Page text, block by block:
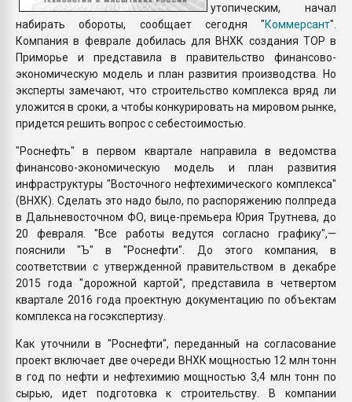
утопическим, начал
набирать обороты, сообщает сегодня "Коммерсант".
Компания в феврале добилась для ВНХК создания ТОР в
Приморье и представила в правительство финансово-
экономическую модель и план развития производства. Но
эксперты замечают, что строительство комплекса вряд ли
уложится в сроки, а чтобы конкурировать на мировом рынке,
придется решить вопрос с себестоимостью.
"Роснефть" в первом квартале направила в ведомства
финансово-экономическую модель и план развития
инфраструктуры "Восточного нефтехимического комплекса"
(ВНХК). Сделать это надо было, по распоряжению полпреда
в Дальневосточном ФО, вице-премьера Юрия Трутнева, до
20 февраля. "Все работы ведутся согласно графику",—
пояснили "Ъ" в "Роснефти". До этого компания, в
соответствии с утвержденной правительством в декабре
2015 года "дорожной картой", представила в четвертом
квартале 2016 года проектную документацию по объектам
комплекса на госэкспертизу.
Как уточнили в "Роснефти", переданный на согласование
проект включает две очереди ВНХК мощностью 12 млн тонн
в год по нефти и нефтехимию мощностью 3,4 млн тонн по
сырью, идет подготовка к строительству. В компании